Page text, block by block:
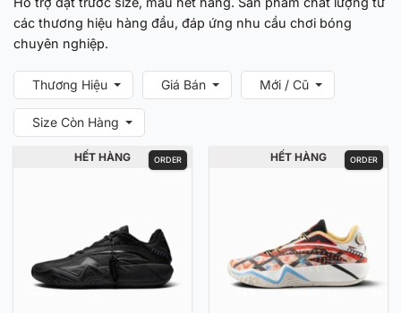
các thương hiệu hàng đầu, đáp ứng nhu cầu chơi bóng
chuyên nghiệp.
Thương Hiệu Giá Bán Mới / Cũ
Size Còn Hàng
ORDER
HẾT HÀNG ORDER
HẾT HÀNG